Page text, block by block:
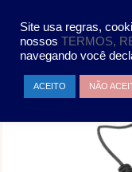
conteúdo
Site usa regras,
nossos TERMOS,
navegando você
ACEITO NÃO